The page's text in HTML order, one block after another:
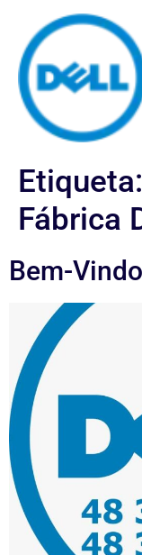
Etiqueta:
Fábrica
Bem-